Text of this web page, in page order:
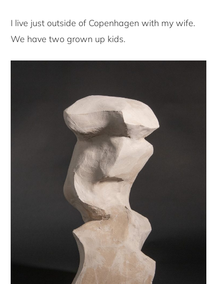
I live just outside of Copenhagen with my wife.
We have two grown up kids.